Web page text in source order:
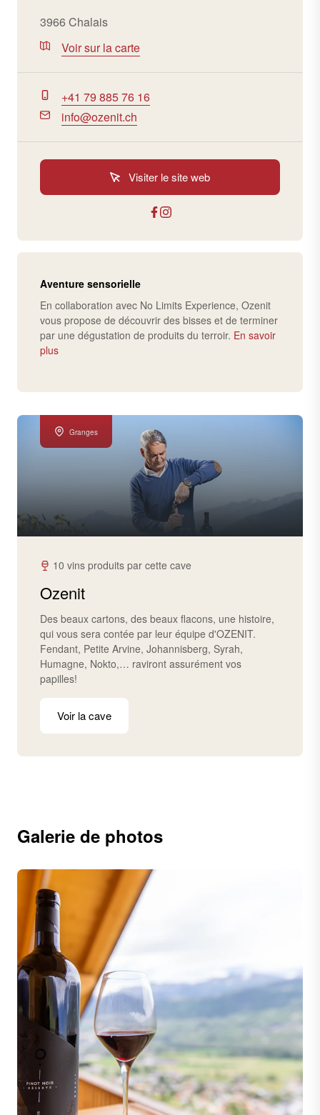
3966 Chalais
Voir sur la carte
+41 79 885 76 16
info@ozenit.ch
Visiter le site web
Aventure sensorielle
En collaboration avec No Limits Experience, Ozenit
vous propose de découvrir des bisses et de terminer
par une dégustation de produits du terroir. En savoir
plus
Granges
10 vins produits par cette cave
Ozenit
Des beaux cartons, des beaux flacons, une histoire,
qui vous sera contée par leur équipe d'OZENIT.
Fendant, Petite Arvine, Johannisberg, Syrah,
Humagne, Nokto,… raviront assurément vos
papilles!
Voir la cave
Galerie de photos